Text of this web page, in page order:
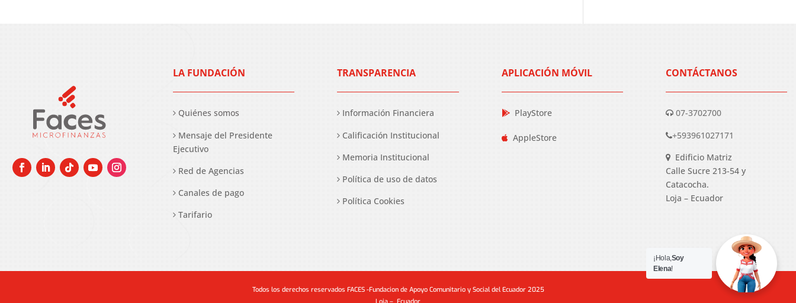
LA FUNDACIÓN
Quiénes somos
Mensaje del Presidente
Ejecutivo
Red de Agencias
Canales de pago
Tarifario
TRANSPARENCIA
Información Financiera
Calificación Institucional
Memoria Institucional
Política de uso de datos
Política Cookies
APLICACIÓN MÓVIL
PlayStore
AppleStore
CONTÁCTANOS
07-3702700
+593961027171
Edificio Matriz
Calle Sucre 213-54 y
Catacocha.
Loja – Ecuador
Todos los derechos reservados FACES -Fundacion de Apoyo Comunitario y Social del Ecuador 2025
¡Hola,Soy
Elena!